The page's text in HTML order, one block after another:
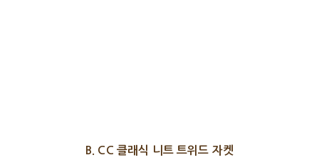
B. CC 클래식 니트 트위드 자켓